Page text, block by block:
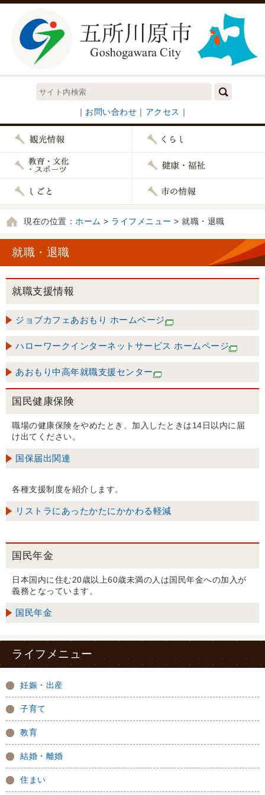
｜ お問い合わせ ｜ アクセス ｜
現在の位置： ホーム > ライフメニュー > 就職・退職
就職・退職
就職支援情報
ジョブカフェあおもり ホームページ
ハローワークインターネットサービス ホームページ
あおもり中高年就職支援センター
国民健康保険
職場の健康保険をやめたとき、加入したときは14日以内に届
け出てください。
国保届出関連
各種支援制度を紹介します。
リストラにあったかたにかかわる軽減
国民年金
日本国内に住む20歳以上60歳未満の人は国民年金への加入が
義務となっています。
国民年金
ライフメニュー
妊娠・出産
子育て
教育
結婚・離婚
住まい